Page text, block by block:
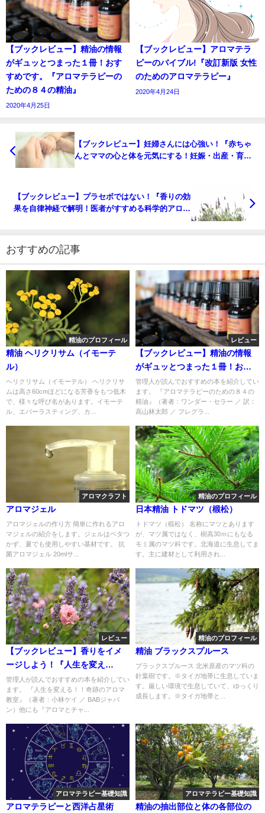
【ブックレビュー】精油の情報
がギュッとつまった１冊！おす
すめです。『アロマテラピーの
ための８４の精油』
2020年4月25日
【ブックレビュー】アロマテラ
ピーのバイブル!『改訂新版 女性
のためのアロマテラピー』
2020年4月24日
【ブックレビュー】妊婦さんには心強い！『赤ちゃ
んとママの心と体を元気にする！妊娠・出産・育児
【ブックレビュー】プラセボではない！『香りの効
果を自律神経で解明！医者がすすめる科学的アロマ
おすすめの記事
精油のプロフィール
精油 ヘリクリサム（イモーテ
ル）
ヘリクリサム（イモーテル） ヘリクリサ
ムは高さ60cmほどになる芳香をもつ低木
で、様々な呼び名があります。イモーテ
ル、エバーラスティング、カ...
レビュー
【ブックレビュー】精油の情報
がギュッとつまった１冊！おす
すめです。『アロマテラピーの
ための８４の精油』
管理人が読んでおすすめの本を紹介してい
ます。 『アロマテラピーのための８４の
精油』（著者：ワンダー・セラー ／ 訳：
高山林太郎 ／ フレグラ...
アロマクラフト
アロマジェル
アロマジェルの作り方 簡単に作れるアロ
マジェルの紹介をします。ジェルはベタつ
かず、夏でも使用しやすい基材です。 抗
菌アロマジェル 20mlサ...
精油のプロフィール
日本精油 トドマツ（椴松）
トドマツ（椴松） 名称にマツとあります
が、マツ属ではなく、樹高30ｍにもなる
モミ属のマツ科です。北海道に生息してま
す。主に建材として利用され...
レビュー
【ブックレビュー】香りをイメ
ージしよう！『人生を変え
る！！奇跡のアロマ教室』
管理人が読んでおすすめの本を紹介してい
ます。 『人生を変える！！奇跡のアロマ
教室』（著者：小林ケイ ／ BABジャパ
ン）他にも『アロマとチャ...
精油のプロフィール
精油 ブラックスプルース
ブラックスプルース 北米原産のマツ科の
針葉樹です。※タイガ地帯に生息していま
す。厳しい環境で生息していて、ゆっくり
成長します。※タイガ地帯と...
アロマテラピー基礎知識
アロマテラピーと西洋占星術
アロマテラピー基礎知識
精油の抽出部位と体の各部位の